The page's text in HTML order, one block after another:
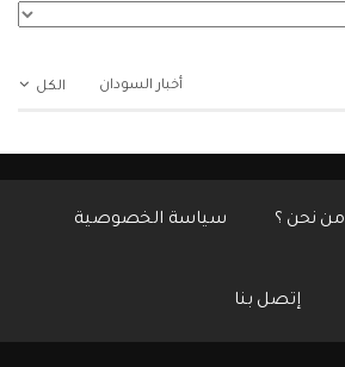
الكل أخبار السودان
من نحن ؟ سياسة الخصوصية
إتصل بنا